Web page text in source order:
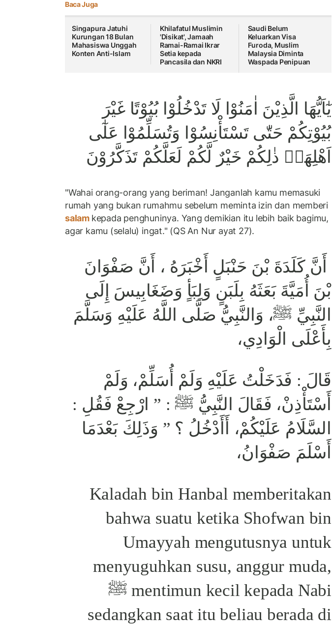
Baca Juga
Singapura Jatuhi
Kurungan 18 Bulan
Mahasiswa Unggah
Konten Anti-Islam
Khilafatul Muslimin
'Disikat', Jamaah
Ramai-Ramai Ikrar
Setia kepada
Pancasila dan NKRI
Saudi Belum
Keluarkan Visa
Furoda, Muslim
Malaysia Diminta
Waspada Penipuan
يٰٓاَيُّهَا الَّذِيْنَ اٰمَنُوْا لَا تَدْخُلُوْا بُيُوْتًا غَيْرَ
بُيُوْتِكُمْ حَتّٰى تَسْتَأْنِسُوْا وَتُسَلِّمُوْا عَلٰٓى
اَهْلِهَاۗ ذٰلِكُمْ خَيْرٌ لَّكُمْ لَعَلَّكُمْ تَذَكَّرُوْنَ
"Wahai orang-orang yang beriman! Janganlah kamu memasuki
rumah yang bukan rumahmu sebelum meminta izin dan memberi
salam kepada penghuninya. Yang demikian itu lebih baik bagimu,
agar kamu (selalu) ingat." (QS An Nur ayat 27).
أَنَّ كَلَدَةَ بْنَ حَنْبَلٍ أَخْبَرَهُ ، أَنَّ صَفْوَانَ
بْنَ أُمَيَّةَ بَعَثَهُ بِلَبَنٍ وَلِبَأٍ وَضَغَابِيسَ إِلَى
النَّبِيِّ ﷺ، وَالنَّبِيُّ صَلَّى اللَّهُ عَلَيْهِ وَسَلَّمَ
بِأَعْلَى الْوَادِي،
قَالَ : فَدَخَلْتُ عَلَيْهِ وَلَمْ أُسَلِّمْ، وَلَمْ
أَسْتَأْذِنْ، فَقَالَ النَّبِيُّ ﷺ : ” ارْجِعْ فَقُلِ :
السَّلَامُ عَلَيْكُمْ، أَأَدْخُلُ ؟ ” وَذَلِكَ بَعْدَمَا
أَسْلَمَ صَفْوَانُ،
Kaladah bin Hanbal memberitakan
bahwa suatu ketika Shofwan bin
Umayyah mengutusnya untuk
menyuguhkan susu, anggur muda,
mentimun kecil kepada Nabi ﷺ
sedangkan saat itu beliau berada di